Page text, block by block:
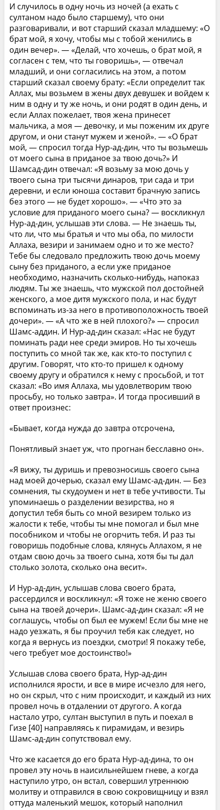
И случилось в одну ночь из ночей (а ехать с
султаном надо было старшему), что они
разговаривали, и вот старший сказал младшему: «О
брат мой, я хочу, чтобы мы с тобой женились в
один вечер». — «Делай, что хочешь, о брат мой, я
согласен с тем, что ты говоришь», — отвечал
младший, и они согласились на этом, а потом
старший сказал своему брату: «Если определит так
Аллах, мы возьмем в жены двух девушек и войдем к
ним в одну и ту же ночь, и они родят в один день, и
если Аллах пожелает, твоя жена принесет
мальчика, а моя — девочку, и мы поженим их друге
другом, и они станут мужем и женой». — «О брат
мой, — спросил тогда Нур-ад-дин, что ты возьмешь
от моего сына в приданое за твою дочь?» И
Шамсад-дин отвечал: «Я возьму за мою дочь у
твоего сына три тысячи динаров, три сада и три
деревни, и если юноша составит брачную запись
без этого — не будет хорошо». — «Что это за
условие для приданого моего сына? — воскликнул
Нур-ад-дин, услышав эти слова. — Не знаешь ты,
что ли, что мы братья и что мы оба, по милости
Аллаха, везири и занимаем одно и то же место?
Тебе бы следовало предложить твою дочь моему
сыну без приданого, а если уже приданое
необходимо, назначить сколько-нибудь, напоказ
людям. Ты же знаешь, что мужской пол достойней
женского, а мое дитя мужского пола, и нас будут
вспоминать из-за него в противоположность твоей
дочери». — «А что же в ней плохого?» — спросил
Шамс-аддин. И Нур-ад-дин сказал: «Нас не будут
поминать ради нее среди эмиров. Но ты хочешь
поступить со мной так же, как кто-то поступил с
другим. Говорят, что кто-то пришел к одному
своему другу и обратился к нему с просьбой, и тот
сказал: «Во имя Аллаха, мы удовлетворим твою
просьбу, но только завтра». И тогда просивший в
ответ произнес:
«Бывает, когда нужда до завтра отсрочена,
Понятливый знает уж, что прогнан бесславно он».
«Я вижу, ты дуришь и превозносишь своего сына
над моей дочерью, сказал ему Шамс-ад-дин. — Без
сомнения, ты скудоумен и нет в тебе учтивости. Ты
упоминаешь о разделении везирства, но я
допустил тебя быть со мной везирем только из
жалости к тебе, чтобы ты мне помогал и был мне
пособником и чтобы не огорчить тебя. И раз ты
говоришь подобные слова, клянусь Аллахом, я не
отдам свою дочь за твоего сына, хотя бы ты дал
столько золота, сколько она весит».
И Нур-ад-дин, услышав слова своего брата,
рассердился и воскликнул: «Я тоже не женю своего
сына на твоей дочери». Шамс-ад-дин сказал: «Я не
соглашусь, чтобы оп был ее мужем! Если бы мне не
надо уезжать, я бы проучил тебя как следует, но
когда я вернусь из поездки, смотри! Я покажу тебе,
чего требует мое достоинство!»
Услышав слова своего брата, Нур-ад-дин
исполнился ярости, и все в мире исчезло для него,
но он скрыл, что с ним происходит, и каждый из них
провел ночь в отдалении от другого. А когда
настало утро, султан выступил в путь и поехал в
Гизе [40] направляясь к пирамидам, и везирь
Шамс-ад-дин сопутствовал ему.
Что же касается до его брата Нур-ад-дина, то он
провел эту ночь в наисильнейшем гневе, а когда
наступило утро, он встал, совершил утреннюю
молитву и отправился в свою сокровищницу и взял
оттуда маленький мешок, который наполнил